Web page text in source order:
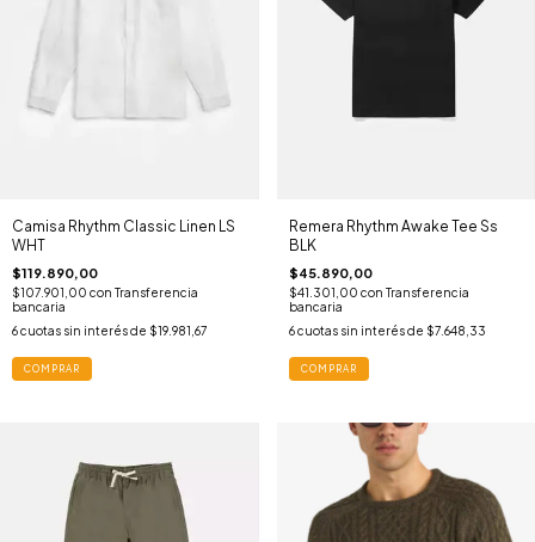
Camisa Rhythm Classic Linen LS
WHT
$119.890,00
$107.901,00 con Transferencia
bancaria
6cuotas sin interés de $19.981,67
COMPRAR
Remera Rhythm Awake Tee Ss
BLK
$45.890,00
$41.301,00 con Transferencia
bancaria
6 cuotas sin interés de $7.648,33
COMPRAR